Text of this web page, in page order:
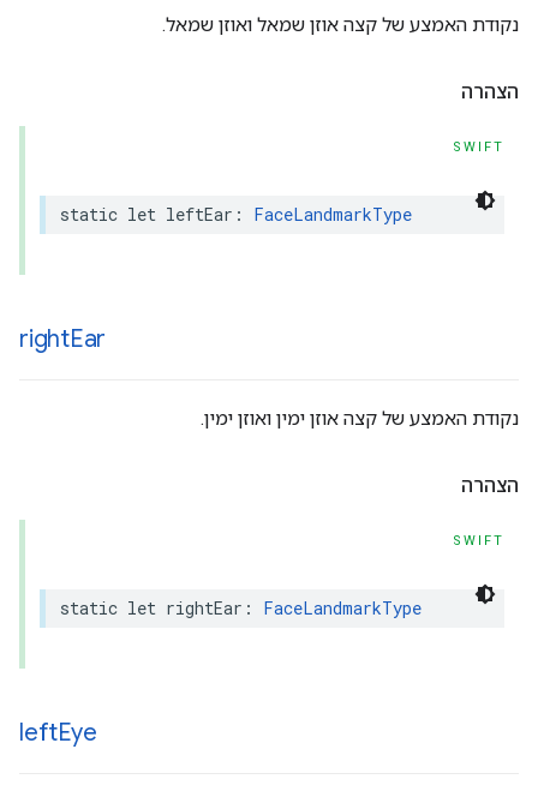
נקודת האמצע של קצה אוזן שמאל ואוזן שמאל.
הצהרה
SWIFT
static let leftEar : FaceLandmarkType
rightEar
נקודת האמצע של קצה אוזן ימין ואוזן ימין.
הצהרה
SWIFT
static let rightEar : FaceLandmarkType
leftEye